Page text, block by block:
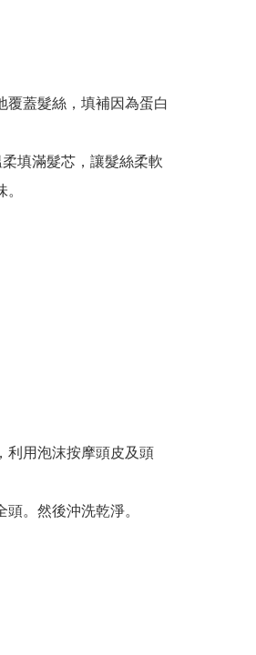
覆蓋髮絲，填補因為蛋白
填滿髮芯，讓髮絲柔軟
利用泡沫按摩頭皮及頭